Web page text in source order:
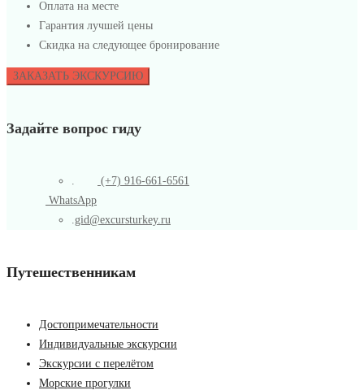
Оплата на месте
Гарантия лучшей цены
Скидка на следующее бронирование
Задайте вопрос гиду
.
(+7) 916-661-6561
WhatsApp
.gid@excursturkey.ru
Путешественникам
Достопримечательности
Индивидуальные экскурсии
Экскурсии с перелётом
Морские прогулки